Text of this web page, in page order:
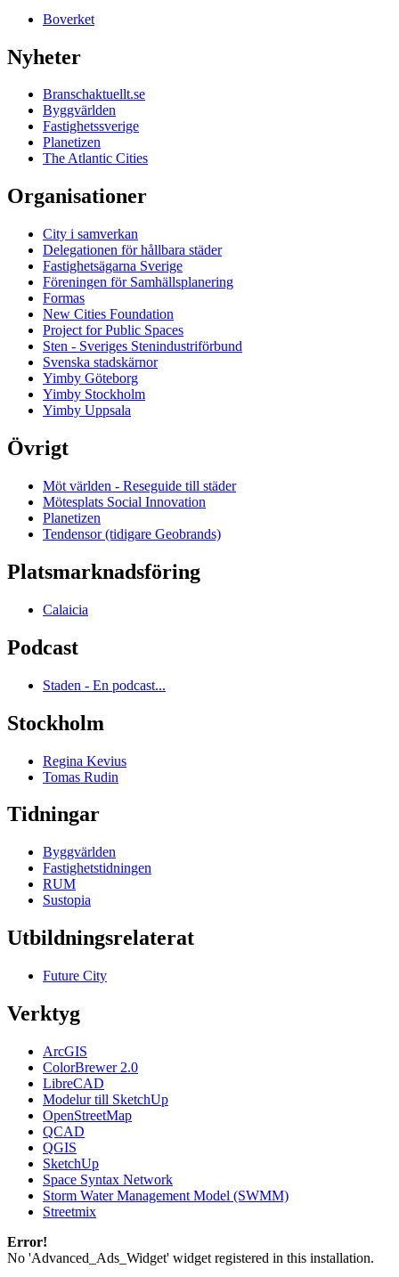
Boverket
Nyheter
Branschaktuellt.se
Byggvärlden
Fastighetssverige
Planetizen
The Atlantic Cities
Organisationer
City i samverkan
Delegationen för hållbara städer
Fastighetsägarna Sverige
Föreningen för Samhällsplanering
Formas
New Cities Foundation
Project for Public Spaces
Sten - Sveriges Stenindustriförbund
Svenska stadskärnor
Yimby Göteborg
Yimby Stockholm
Yimby Uppsala
Övrigt
Möt världen - Reseguide till städer
Mötesplats Social Innovation
Planetizen
Tendensor (tidigare Geobrands)
Platsmarknadsföring
Calaicia
Podcast
Staden - En podcast...
Stockholm
Regina Kevius
Tomas Rudin
Tidningar
Byggvärlden
Fastighetstidningen
RUM
Sustopia
Utbildningsrelaterat
Future City
Verktyg
ArcGIS
ColorBrewer 2.0
LibreCAD
Modelur till SketchUp
OpenStreetMap
QCAD
QGIS
SketchUp
Space Syntax Network
Storm Water Management Model (SWMM)
Streetmix
Error!
No 'Advanced_Ads_Widget' widget registered in this installation.